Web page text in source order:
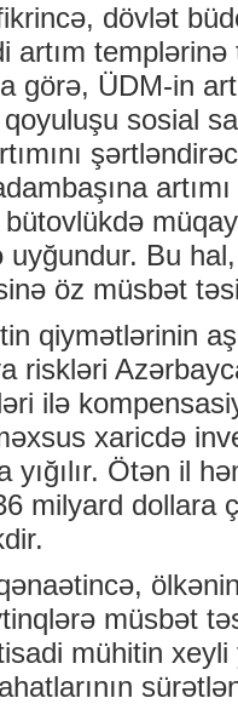
dövlət
artım
görə, ÜDM-in
sosial
uyğundur. Bu
öz müsbət
qiymətlərinin
riskləri
ilə
xaricdə
yığılır. Ötən il
milyard dollara
müsbət
mühitin xeyli